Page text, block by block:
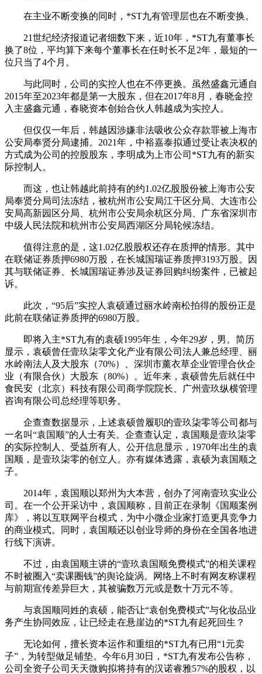
在主业不断变换的同时，*ST九有管理层也在不断变换。
21世纪经济报道记者细数下来，近10年，*ST九有董事长
换了8位，平均算下来每个董事长在任时长不足2年，最短的一
位只当了4个月。
与此同时，公司的实控人也在不停更换。虽然盛鑫元通自
2015年至2023年都是第一大股东，但在2017年8月，春晓金控
入主盛鑫元通，春晓资本创始合伙人韩越成为实控人。
但仅仅一年后，韩越因涉嫌非法吸收公众存款罪被上海市
公安局奉贤分局逮捕。2021年，中裕嘉泰拟通过受让表决权的
方式成为公司的控股股东，李明成为上市公司*ST九有的新实
际控制人。
而这，也让韩越此前持有的约1.02亿股股份被上海市公安
局奉贤分局司法冻结，被杭州市公安局江干区分局、大连市公
安局高新园区分局、杭州市公安局余杭区分局、广东省深圳市
中级人民法院和杭州市公安局西湖区分局轮候冻结。
值得注意的是，这1.02亿股股权还存在质押的情形。其中
在联储证券质押6980万股，在长城国瑞证券质押3193万股。因
其与联储证券、长城国瑞证券涉及证券回购纠纷案件，已被起
诉。
此次，“95后”实控人袁硕通过丽水岭南松拍得的股份正是
此前在联储证券质押的6980万股。
即将入主*ST九有的袁硕1995年生，今年29岁，男。简历
显示，袁硕曾任壹玖柒零文化产业有限公司法人兼总经理、丽
水岭南法人及大股东（70%）、深圳市薰衣草企业管理合伙企
业（有限合伙）大股东（80%）。近年来，袁硕曾先后就任中
食民安（北京）科技有限公司商学院院长、广州壹玖纵横管理
咨询有限公司总经理等职务。
企查查数据显示，上述袁硕曾履职的壹玖柒零等公司都与
一名叫“袁国顺”的人士有关。企查查认定，袁国顺是壹玖柒零
的实际控制人、受益所有人。公开信息显示，1970年出生的袁
国顺，是壹玖柒零的创立人。亦有媒体透露，袁硕为袁国顺之
子。
2014年，袁国顺以郑州为大本营，创办了河南壹玖实业公
司。在一个公开采访中，袁国顺称，目前正在录制《国顺案例
库》，将以互联网平台模式，为中小微企业家打造更具竞争力
的商业模式。同时，袁国顺还以创业导师的身份在全国各地进
行线下演讲。
不过，由袁国顺主讲的“壹玖袁国顺免费模式”的相关课程
不时被圈入“卖课圈钱”的舆论旋涡。网络上不时有网友称课程
与前期宣传差异巨大，其被骗数万元或是数十万元不等。
与袁国顺同姓的袁硕，能否让“袁创免费模式”与化妆品业
务产生协同效应，让已经走在悬崖边的*ST九有起死回生？
无论如何，擅长资本运作和重组的*ST九有已用“1元卖
子”，为转型做足铺垫。今年6月30日，*ST九有发布公告称，
公司全资子公司天天微购拟将持有的汉诺睿雅57%的股权，以